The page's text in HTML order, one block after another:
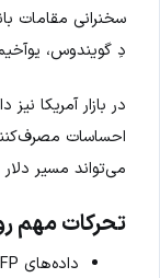
سخنرانی مقامات
دِ گویندوس،
احساسات
می‌تواند مسیر
تحرکات مهم